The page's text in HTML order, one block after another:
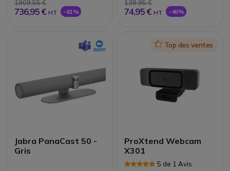
1909,55 €
736,95 € HT -61%
139,95 €
74,95 € HT -46%
Jabra PanaCast 50 -
Gris
IconTop des ventes
ProXtend Webcam
X301
5 de 1 Avis